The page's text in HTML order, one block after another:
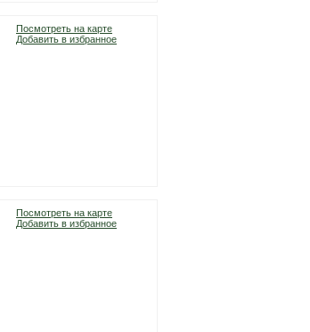
Посмотреть на карте
Добавить в избранное
Посмотреть на карте
Добавить в избранное